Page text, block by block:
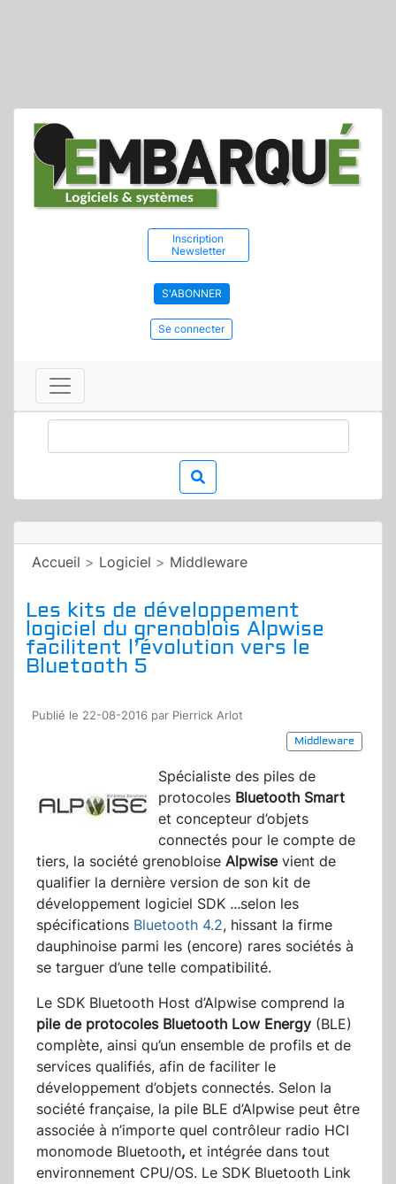
Inscription
Newsletter
S'ABONNER
Se connecter
Accueil > Logiciel > Middleware
Les kits de développement
logiciel du grenoblois Alpwise
facilitent l’évolution vers le
Bluetooth 5
Publié le 22-08-2016 par Pierrick Arlot
Middleware
Spécialiste des piles de
protocoles Bluetooth Smart
et concepteur d’objets
connectés pour le compte de
tiers, la société grenobloise Alpwisevient de
qualifier la dernière version de son kit de
développement logiciel SDK ...selon les
spécifications Bluetooth 4.2, hissant la firme
dauphinoise parmi les (encore) rares sociétés à
se targuer d’une telle compatibilité.
Le SDK Bluetooth Host d’Alpwise comprend la
pile de protocoles Bluetooth Low Energy (BLE)
complète, ainsi qu’un ensemble de profils et de
services qualifiés, afin de faciliter le
développement d’objets connectés. Selon la
société française, la pile BLE d’Alpwise peut être
associée à n’importe quel contrôleur radio HCI
monomode Bluetooth, et intégrée dans tout
environnement CPU/OS. Le SDK Bluetooth Link